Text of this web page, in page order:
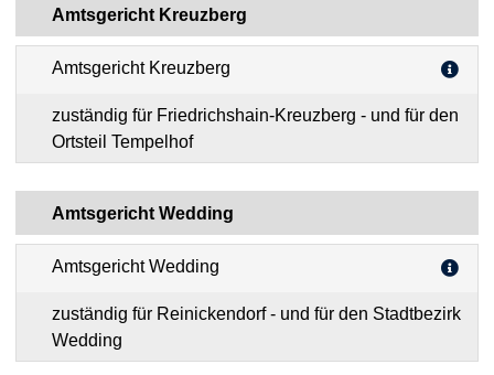
Amtsgericht Kreuzberg
Amtsgericht Kreuzberg
zuständig für Friedrichshain-Kreuzberg - und für den
Ortsteil Tempelhof
Amtsgericht Wedding
Amtsgericht Wedding
zuständig für Reinickendorf - und für den Stadtbezirk
Wedding